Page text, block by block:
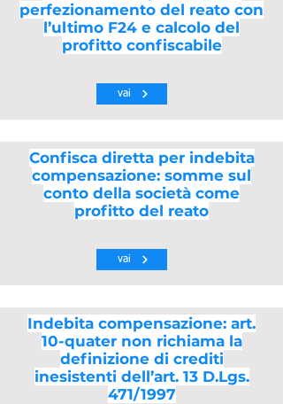
perfezionamento del reato con
l’ultimo F24 e calcolo del
profitto confiscabile
vai
Confisca diretta per indebita
compensazione: somme sul
conto della società come
profitto del reato
vai
Indebita compensazione: art.
10-quater non richiama la
definizione di crediti
inesistenti dell’art. 13 D.Lgs.
471/1997